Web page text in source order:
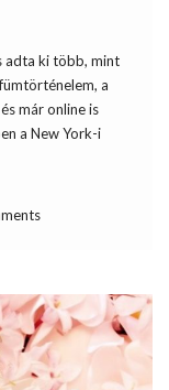
adta ki több, mint
a
már online is
a New York-i